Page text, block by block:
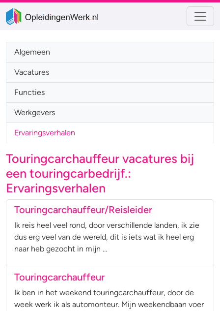
Algemeen
Vacatures
Functies
Werkgevers
Ervaringsverhalen
Touringcarchauffeur vacatures bij
een touringcarbedrijf.:
Ervaringsverhalen
Touringcarchauffeur/Reisleider
Ik reis heel veel rond, door verschillende landen, ik zie
dus erg veel van de wereld, dit is iets wat ik heel erg
naar heb gezocht in mijn …
Touringcarchauffeur
Ik ben in het weekend touringcarchauffeur, door de
week werk ik als automonteur. Mijn weekendbaan voer